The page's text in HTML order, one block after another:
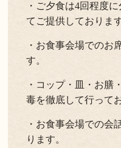
・ご夕食は4回程度
てご提供しております
・お食事会場でのお
す。
・コップ・皿・お膳
毒を徹底して行って
・お食事会場での会
ります。